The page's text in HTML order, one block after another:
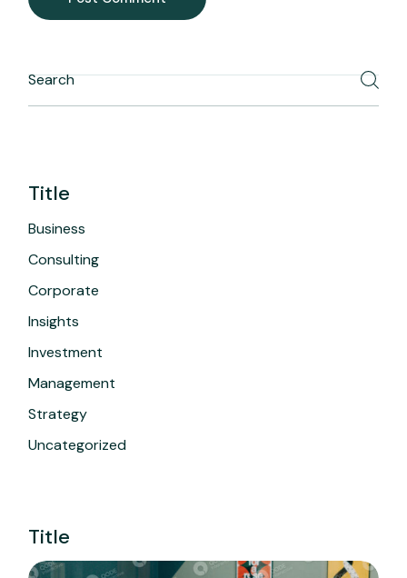
Title
Business
Consulting
Corporate
Insights
Investment
Management
Strategy
Uncategorized
Title